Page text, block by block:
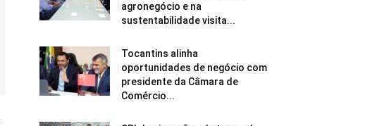
agronegócio e na
sustentabilidade visita...
Tocantins alinha
oportunidades de negócio com
presidente da Câmara de
Comércio...